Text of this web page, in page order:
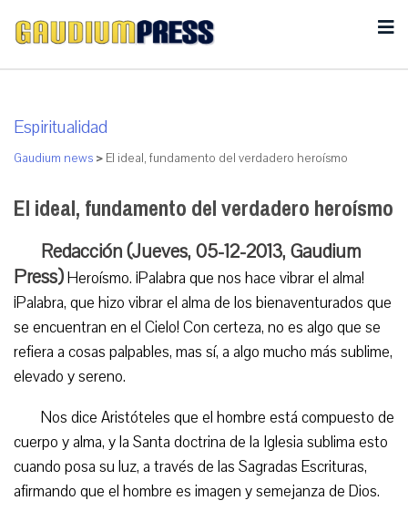
Espiritualidad
Gaudium news > El ideal, fundamento del verdadero heroísmo
El ideal, fundamento del verdadero heroísmo
Redacción (Jueves, 05-12-2013, Gaudium
Press)Heroísmo. ¡Palabra que nos hace vibrar el alma!
¡Palabra, que hizo vibrar el alma de los bienaventurados que
se encuentran en el Cielo! Con certeza, no es algo que se
refiera a cosas palpables, mas sí, a algo mucho más sublime,
elevado y sereno.
Nos dice Aristóteles que el hombre está compuesto de
cuerpo y alma, y la Santa doctrina de la Iglesia sublima esto
cuando posa su luz, a través de las Sagradas Escrituras,
afirmando que el hombre es imagen y semejanza de Dios.